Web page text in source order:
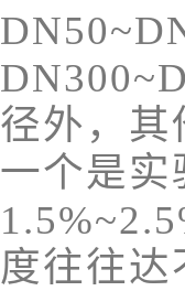
径外，其
一个是实
度往往